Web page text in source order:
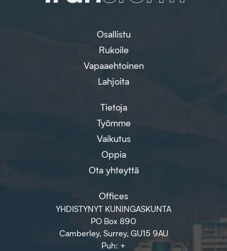
Osallistu
Rukoile
Vapaaehtoinen
Lahjoita
Tietoja
Työmme
Vaikutus
Oppia
Ota yhteyttä
Offices
YHDISTYNYT KUNINGASKUNTA
PO Box 890
Camberley, Surrey, GU15 9AU
Puh: +